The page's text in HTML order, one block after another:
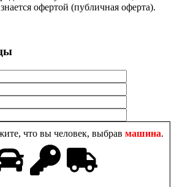
офертой (публичная оферта).
что вы человек, выбрав машина.